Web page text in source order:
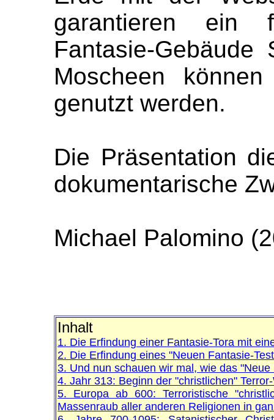
garantieren ein
Fantasie-Gebäude
Moscheen
genutzt werden.
Die Präsentation
dokumentarische
Michael Palomino
Inhalt
1. Die Erfindung einer Fantasie-Tora mit
2. Die Erfindung eines "Neuen Fantasie-
3. Und nun schauen wir mal, wie das
4. Jahr 313: Beginn der "christlichen"
5. Europa ab 600: Terroristische
Massenraub aller anderen Religionen in